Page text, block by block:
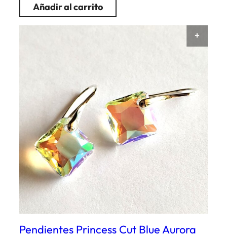
Añadir al carrito
Pendientes Princess Cut Blue Aurora